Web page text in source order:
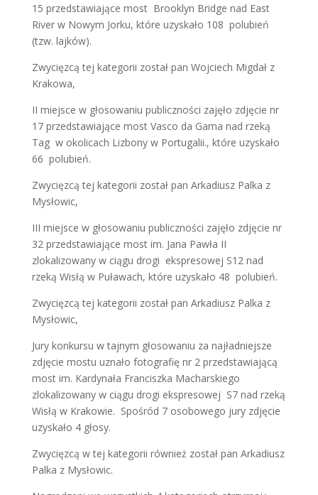
15 przedstawiające most Brooklyn Bridge nad East
River w Nowym Jorku, które uzyskało 108 polubień
(tzw. lajków).
Zwycięzcą tej kategorii został pan Wojciech Migdał z
Krakowa,
II miejsce w głosowaniu publiczności zajęło zdjęcie nr
17 przedstawiające most Vasco da Gama nad rzeką
Tag w okolicach Lizbony w Portugalii., które uzyskało
66 polubień.
Zwycięzcą tej kategorii został pan Arkadiusz Palka z
Mysłowic,
III miejsce w głosowaniu publiczności zajęło zdjęcie nr
32 przedstawiające most im. Jana Pawła II
zlokalizowany w ciągu drogi ekspresowej S12 nad
rzeką Wisłą w Puławach, które uzyskało 48 polubień.
Zwycięzcą tej kategorii został pan Arkadiusz Palka z
Mysłowic,
Jury konkursu w tajnym głosowaniu za najładniejsze
zdjęcie mostu uznało fotografię nr 2 przedstawiającą
most im. Kardynała Franciszka Macharskiego
zlokalizowany w ciągu drogi ekspresowej S7 nad rzeką
Wisłą w Krakowie. Spośród 7 osobowego jury zdjęcie
uzyskało 4 głosy.
Zwycięzcą w tej kategorii również został pan Arkadiusz
Palka z Mysłowic.